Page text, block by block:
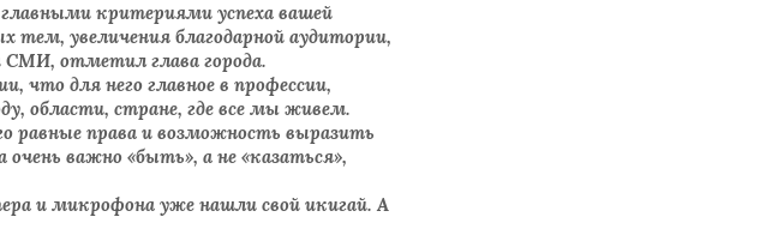
критериями успеха вашей
тем, увеличения благодарной аудитории,
СМИ, отметил глава города.
что для него главное в профессии,
области, стране, где все мы живем.
равные права и возможность выразить
важно «быть», а не «казаться»,
и микрофона уже нашли свой икигай. А